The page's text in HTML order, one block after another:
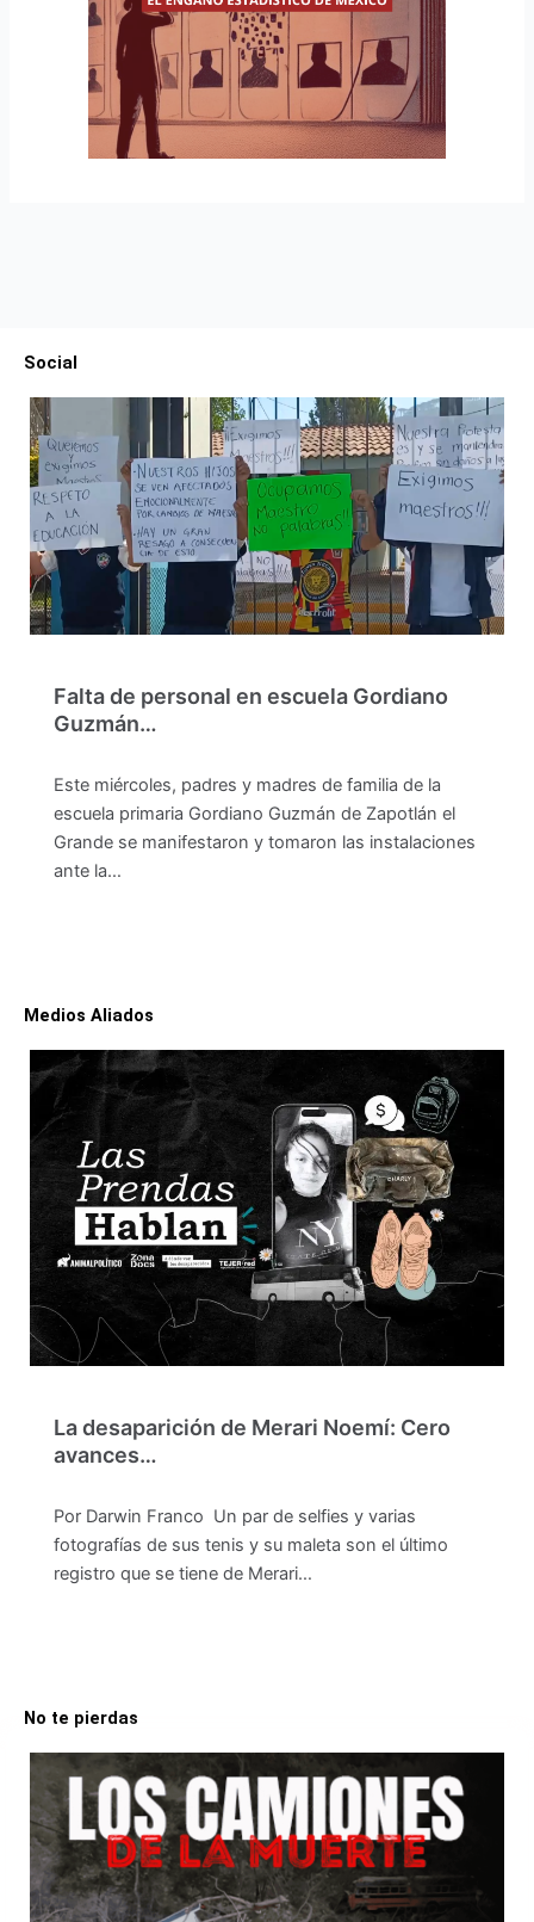
Social
Falta de personal en escuela Gordiano
Guzmán…
Este miércoles, padres y madres de familia de la
escuela primaria Gordiano Guzmán de Zapotlán el
Grande se manifestaron y tomaron las instalaciones
ante la…
Medios Aliados
La desaparición de Merari Noemí: Cero
avances…
Por Darwin Franco Un par de selfies y varias
fotografías de sus tenis y su maleta son el último
registro que se tiene de Merari…
No te pierdas